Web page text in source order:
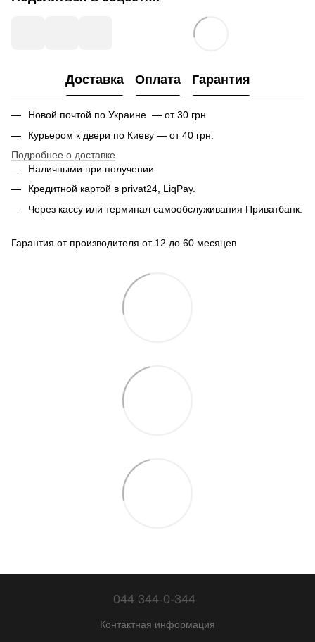
Доставка Оплата Гарантия
Новой почтой по Украине — от 30 грн.
Курьером к двери по Киеву — от 40 грн.
Подробнее о доставке
Наличными при получении.
Кредитной картой в privat24, LiqPay.
Через кассу или терминал самообслуживания Приватбанк.
Гарантия от производителя от 12 до 60 месяцев
044 344-0-344
Контактная информация